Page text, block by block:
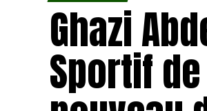
Ghazi
Sportif